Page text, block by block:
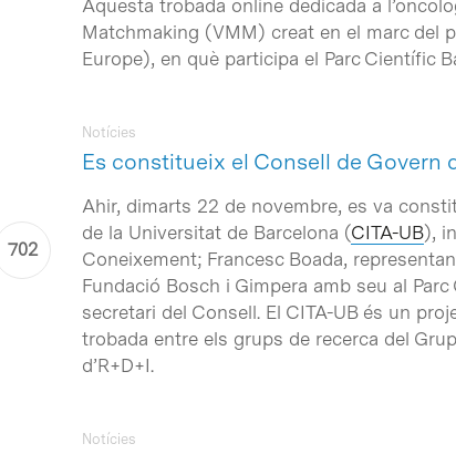
o ESC per tancar
Aquesta trobada online dedicada a
Matchmaking (VMM) creat en el marc del
Europe), en què participa el Parc Científic
Es constitueix el Consell de Govern
Notícies
Ahir, dimarts 22 de novembre, es va
de la Universitat de Barcelona (CITA-UB),
Coneixement; Francesc Boada,
Fundació Bosch i Gimpera amb seu al
secretari del Consell. El CITA-UB és un
trobada entre els grups de recerca del
d’R+D+I.
Notícies